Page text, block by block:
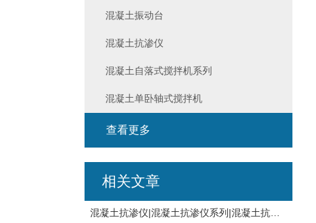
混凝土振动台
混凝土抗渗仪
混凝土自落式搅拌机系列
混凝土单卧轴式搅拌机
查看更多
相关文章
混凝土抗渗仪|混凝土抗渗仪系列|混凝土抗渗仪厂家【鼎盛路达】